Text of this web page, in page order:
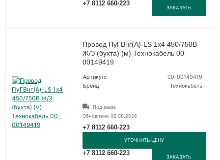
+7 8112 660-223
ЗАКАЗАТЬ
Провод ПуГВнг(А)-LS 1х4 450/750В
Ж/З (бухта) (м) Технокабель 00-
00149419
Артикул:
00-00149419
Бренд:
Технокабель
Под заказ
Обновлено 06.08.2026
+7 8112 660-223
УТОЧНИТЬ ЦЕНУ
+7 8112 660-223
ЗАКАЗАТЬ